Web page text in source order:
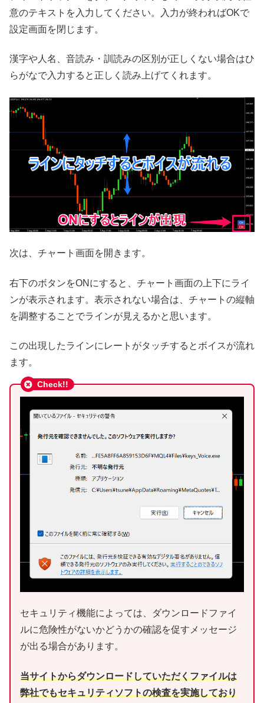
意のテキストを入力してください。入力が終わればOKで
設定画面を閉じます。
漢字や人名、音読み・訓読みの区別が正しくない場合はひ
らがなで入力すると正しく読み上げてくれます。
次は、チャート画面を開きます。
右下のボタンをONにすると、チャート画面の上下にライ
ンが表示されます。表示されない場合は、チャートの縦軸
を調整することでラインが見えるかと思います。
この出現したラインにレートがタッチするとボイスが流れ
ます。
Check!!
セキュリティ機能によっては、ダウンロードファイ
ルに危険性がないかどうかの確認を促すメッセージ
が出る場合があります。
当サイトからダウンロードしていただくファイルは
弊社でもセキュリティソフトの検査を実施しており